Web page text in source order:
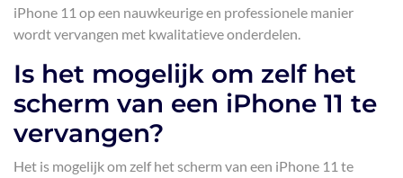
iPhone 11 op een nauwkeurige en professionele manier
wordt vervangen met kwalitatieve onderdelen.
Is het mogelijk om zelf het
scherm van een iPhone 11 te
vervangen?
Het is mogelijk om zelf het scherm van een iPhone 11 te